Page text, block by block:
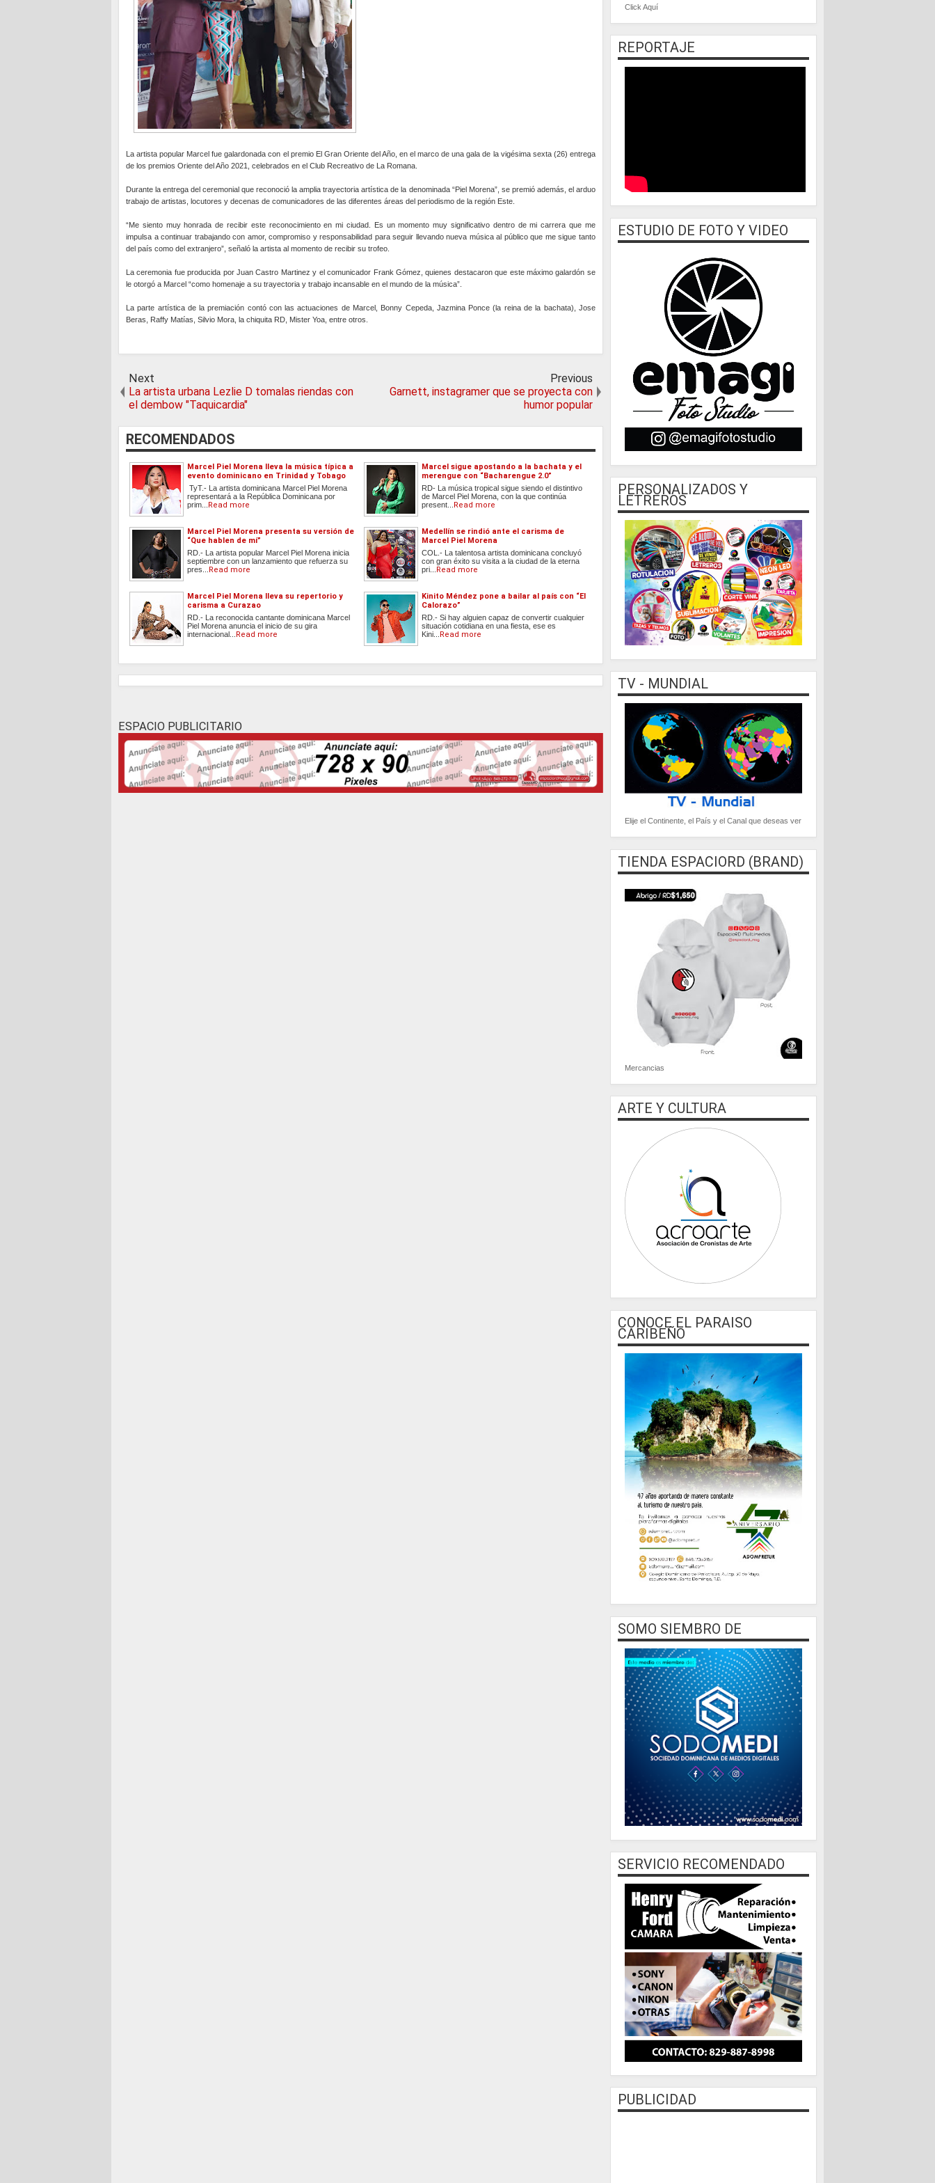
La artista popular Marcel fue galardonada con el premio El Gran Oriente del Año, en el marco de una gala de la vigésima sexta (26) entrega
de los premios Oriente del Año 2021, celebrados en el Club Recreativo de La Romana.
Durante la entrega del ceremonial que reconoció la amplia trayectoria artística de la denominada “Piel Morena”, se premió además, el arduo
trabajo de artistas, locutores y decenas de comunicadores de las diferentes áreas del periodismo de la región Este.
“Me siento muy honrada de recibir este reconocimiento en mi ciudad. Es un momento muy significativo dentro de mi carrera que me
impulsa a continuar trabajando con amor, compromiso y responsabilidad para seguir llevando nueva música al público que me sigue tanto
del país como del extranjero”, señaló la artista al momento de recibir su trofeo.
La ceremonia fue producida por Juan Castro Martinez y el comunicador Frank Gómez, quienes destacaron que este máximo galardón se
le otorgó a Marcel “como homenaje a su trayectoria y trabajo incansable en el mundo de la música”.
La parte artística de la premiación contó con las actuaciones de Marcel, Bonny Cepeda, Jazmina Ponce (la reina de la bachata), Jose
Beras, Raffy Matías, Silvio Mora, la chiquita RD, Mister Yoa, entre otros.
Next
La artista urbana Lezlie D tomalas riendas con
el dembow "Taquicardia"
Previous
Garnett, instagramer que se proyecta con
humor popular
RECOMENDADOS
Marcel Piel Morena lleva la música típica a
evento dominicano en Trinidad y Tobago
TyT.- La artista dominicana Marcel Piel Morena
representará a la República Dominicana por
prim...
Read more
Marcel sigue apostando a la bachata y el
merengue con “Bacharengue 2.0”
RD- La música tropical sigue siendo el distintivo
de Marcel Piel Morena, con la que continúa
present...
Read more
Marcel Piel Morena presenta su versión de
“Que hablen de mí”
RD.- La artista popular Marcel Piel Morena inicia
septiembre con un lanzamiento que refuerza su
pres...
Read more
Medellín se rindió ante el carisma de
Marcel Piel Morena
COL.- La talentosa artista dominicana concluyó
con gran éxito su visita a la ciudad de la eterna
pri...
Read more
Marcel Piel Morena lleva su repertorio y
carisma a Curazao
RD.- La reconocida cantante dominicana Marcel
Piel Morena anuncia el inicio de su gira
internacional...
Read more
Kinito Méndez pone a bailar al país con “El
Calorazo”
RD.- Si hay alguien capaz de convertir cualquier
situación cotidiana en una fiesta, ese es
Kini...
Read more
ESPACIO PUBLICITARIO
Click Aquí
REPORTAJE
ESTUDIO DE FOTO Y VIDEO
PERSONALIZADOS Y
LETREROS
TV - MUNDIAL
Elije el Continente, el País y el Canal que deseas ver
TIENDA ESPACIORD (BRAND)
Mercancias
ARTE Y CULTURA
CONOCE EL PARAISO
CARIBEÑO
SOMO SIEMBRO DE
SERVICIO RECOMENDADO
PUBLICIDAD